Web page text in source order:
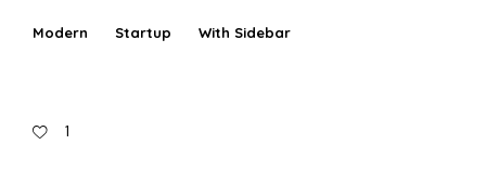
Modern Startup With Sidebar
1